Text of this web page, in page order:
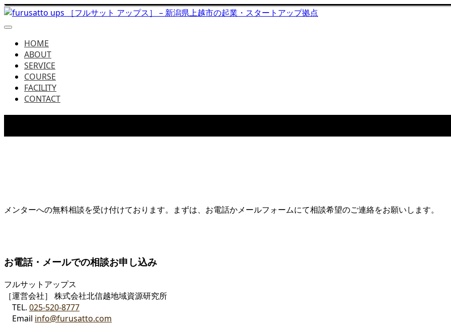
HOME
ABOUT
SERVICE
COURSE
FACILITY
CONTACT
メンターへの無料相談を受け付けております。まずは、お電話かメールフォームにて相談希望のご連絡をお願いします。
お電話・メールでの相談お申し込み
フルサットアップス
［運営会社］ 株式会社北信越地域資源研究所
TEL. 025-520-8777
Email info@furusatto.com